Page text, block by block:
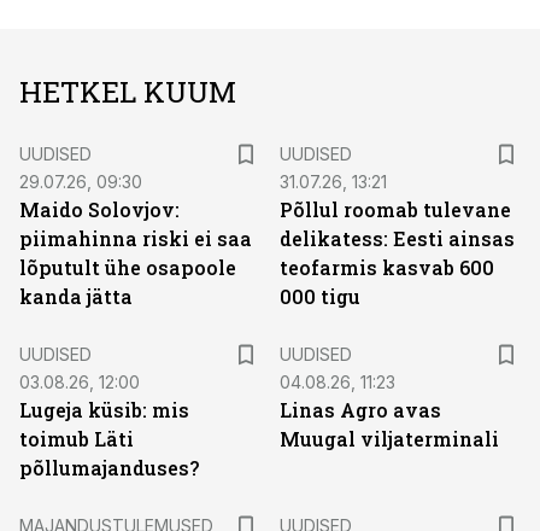
HETKEL KUUM
UUDISED
29.07.26, 09:30
Maido Solovjov:
piimahinna riski ei saa
lõputult ühe osapoole
kanda jätta
UUDISED
31.07.26, 13:21
Põllul roomab tulevane
delikatess: Eesti ainsas
teofarmis kasvab 600
000 tigu
UUDISED
03.08.26, 12:00
Lugeja küsib: mis
toimub Läti
põllumajanduses?
UUDISED
04.08.26, 11:23
Linas Agro avas
Muugal viljaterminali
MAJANDUSTULEMUSED UUDISED